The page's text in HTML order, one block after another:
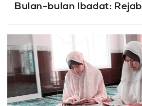
Bulan-bulan Ibadat: Rejab